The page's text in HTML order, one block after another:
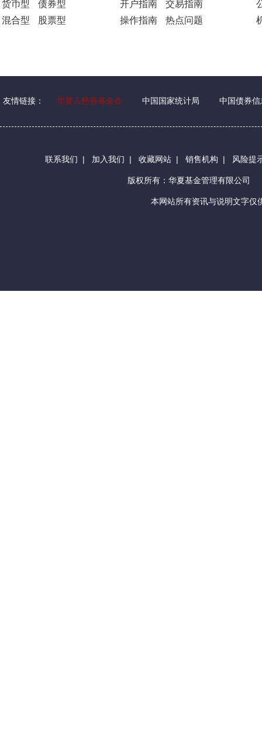
货币型
债券型
混合型
股票型
开户指南
交易指南
操作指南
热点问题
友情链接： 华夏人慈善基金会 中国国家统计局 中国债券信
联系我们 | 加入我们 | 收藏网站 | 销售机构 | 风险提
版权所有：华夏基金管理有限公司
本网站所有资讯与说明文字仅